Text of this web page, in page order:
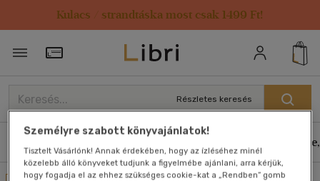
Kulacs / strandtáska most csak 1499 Ft!
Törzsvásárlói Kártya adatai
Részletes keresés
Személyre szabott könyvajánlatok!
Tisztelt Vásárlónk! Annak érdekében, hogy az ízléséhez minél
közelebb álló könyveket tudjunk a figyelmébe ajánlani, arra kérjük,
hogy fogadja el az ehhez szükséges cookie-kat a „Rendben” gomb